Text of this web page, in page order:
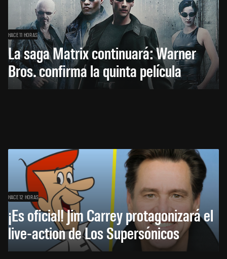
HACE 11 HORAS
La saga Matrix continuará: Warner
Bros. confirma la quinta película
HACE 12 HORAS
¡Es oficial! Jim Carrey protagonizará el
live-action de Los Supersónicos